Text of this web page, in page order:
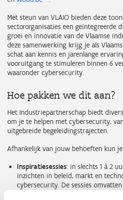
Met steun van VLAIO bieden deze
sectororganisaties een geïntegreerde
groei en innovatie van de Vlaamse
deze samenwerking krijg je als
schat aan kennis en jarenlange
vooruitgang te stimuleren binnen 6
waaronder cybersecurity.
Hoe pakken we dit aan?
Het Industriepartnerschap biedt
om je te helpen met cybersecurity,
uitgebreide begeleidingstrajecten.
Afhankelijk van jouw behoeften kun je
Inspiratiesessies: in slechts 1 à 2
inzichten in beleid, markt en
cybersecurity. De sessies